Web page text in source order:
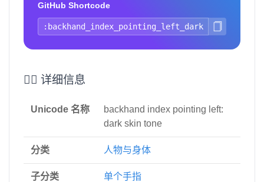
GitHub Shortcode
👈🏿 详细信息
Unicode 名称
backhand index pointing left:
dark skin tone
分类 人物与身体
子分类 单个手指